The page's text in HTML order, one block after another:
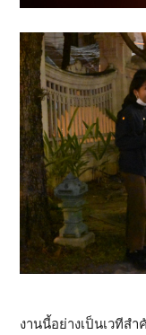
งานนี้อย่างเป็นเวทีส